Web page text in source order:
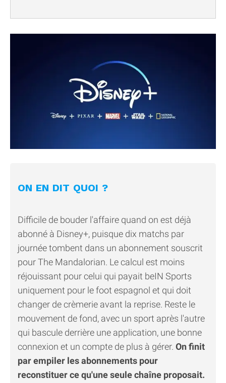
ON EN DIT QUOI ?
Difficile de bouder l'affaire quand on est déjà
abonné à Disney+, puisque dix matchs par
journée tombent dans un abonnement souscrit
pour The Mandalorian. Le calcul est moins
réjouissant pour celui qui payait beIN Sports
uniquement pour le foot espagnol et qui doit
changer de crèmerie avant la reprise. Reste le
mouvement de fond, avec un sport après l'autre
qui bascule derrière une application, une bonne
connexion et un compte de plus à gérer. On finit
par empiler les abonnements pour
reconstituer ce qu'une seule chaîne proposait.